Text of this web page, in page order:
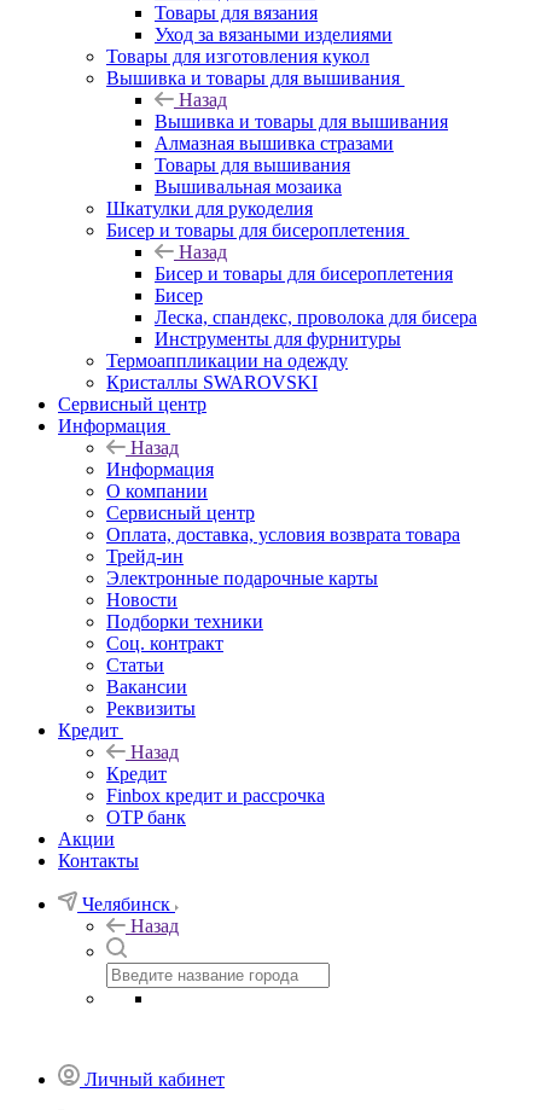
Товары для вязания
Уход за вязаными изделиями
Товары для изготовления кукол
Вышивка и товары для вышивания
Назад
Вышивка и товары для вышивания
Алмазная вышивка стразами
Товары для вышивания
Вышивальная мозаика
Шкатулки для рукоделия
Бисер и товары для бисероплетения
Назад
Бисер и товары для бисероплетения
Бисер
Леска, спандекс, проволока для бисера
Инструменты для фурнитуры
Термоаппликации на одежду
Кристаллы SWAROVSKI
Сервисный центр
Информация
Назад
Информация
О компании
Сервисный центр
Оплата, доставка, условия возврата товара
Трейд-ин
Электронные подарочные карты
Новости
Подборки техники
Соц. контракт
Статьи
Вакансии
Реквизиты
Кредит
Назад
Кредит
Finbox кредит и рассрочка
OTP банк
Акции
Контакты
Челябинск
Назад
Личный кабинет